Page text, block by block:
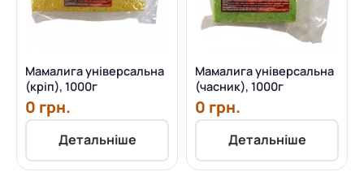
Мамалига універсальна
(кріп), 1000г
0 грн.
Детальніше
Мамалига універсальна
(часник), 1000г
0 грн.
Детальніше